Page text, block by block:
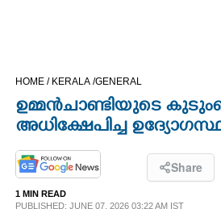
CINEMA
OPINION
PHOTOS
HOME / KERALA /GENERAL
ഉമ്മൻചാണ്ടിയുടെ
അധിക്ഷേപിച്ച
Share
1 MIN READ
PUBLISHED: JUNE 07, 2026 03:22 AM IST